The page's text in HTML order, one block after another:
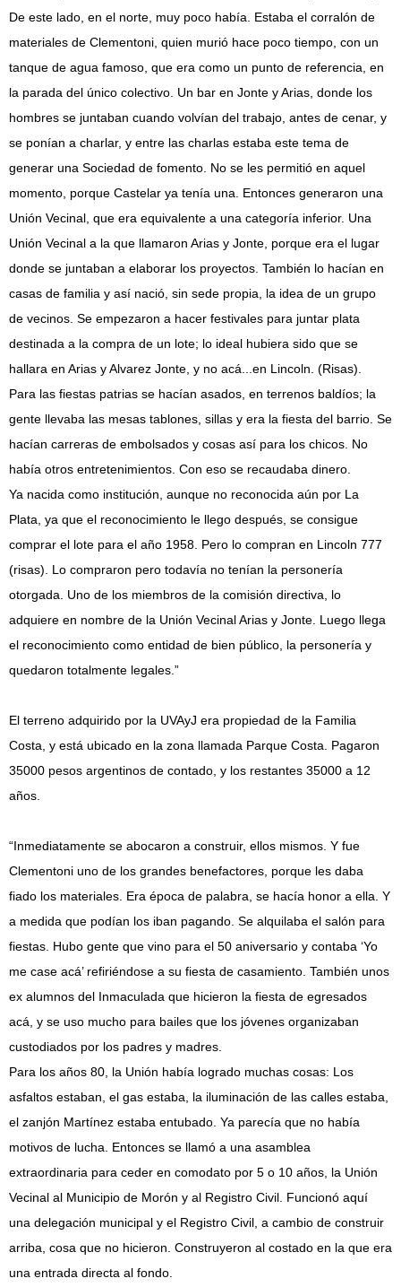
De este lado, en el norte, muy poco había. Estaba el corralón de
materiales de Clementoni, quien murió hace poco tiempo, con un
tanque de agua famoso, que era como un punto de referencia, en
la parada del único colectivo. Un bar en Jonte y Arias, donde los
hombres se juntaban cuando volvían del trabajo, antes de cenar, y
se ponían a charlar, y entre las charlas estaba este tema de
generar una Sociedad de fomento. No se les permitió en aquel
momento, porque Castelar ya tenía una. Entonces generaron una
Unión Vecinal, que era equivalente a una categoría inferior. Una
Unión Vecinal a la que llamaron Arias y Jonte, porque era el lugar
donde se juntaban a elaborar los proyectos. También lo hacían en
casas de familia y así nació, sin sede propia, la idea de un grupo
de vecinos. Se empezaron a hacer festivales para juntar plata
destinada a la compra de un lote; lo ideal hubiera sido que se
hallara en Arias y Alvarez Jonte, y no acá...en Lincoln. (Risas).
Para las fiestas patrias se hacían asados, en terrenos baldíos; la
gente llevaba las mesas tablones, sillas y era la fiesta del barrio. Se
hacían carreras de embolsados y cosas así para los chicos. No
había otros entretenimientos. Con eso se recaudaba dinero.
Ya nacida como institución, aunque no reconocida aún por La
Plata, ya que el reconocimiento le llego después, se consigue
comprar el lote para el año 1958. Pero lo compran en Lincoln 777
(risas). Lo compraron pero todavía no tenían la personería
otorgada. Uno de los miembros de la comisión directiva, lo
adquiere en nombre de la Unión Vecinal Arias y Jonte. Luego llega
el reconocimiento como entidad de bien público, la personería y
quedaron totalmente legales.”
El terreno adquirido por la UVAyJ era propiedad de la Familia
Costa, y está ubicado en la zona llamada Parque Costa. Pagaron
35000 pesos argentinos de contado, y los restantes 35000 a 12
años.
“Inmediatamente se abocaron a construir, ellos mismos. Y fue
Clementoni uno de los grandes benefactores, porque les daba
fiado los materiales. Era época de palabra, se hacía honor a ella. Y
a medida que podían los iban pagando. Se alquilaba el salón para
fiestas. Hubo gente que vino para el 50 aniversario y contaba ‘Yo
me case acá’ refiriéndose a su fiesta de casamiento. También unos
ex alumnos del Inmaculada que hicieron la fiesta de egresados
acá, y se uso mucho para bailes que los jóvenes organizaban
custodiados por los padres y madres.
Para los años 80, la Unión había logrado muchas cosas: Los
asfaltos estaban, el gas estaba, la iluminación de las calles estaba,
el zanjón Martínez estaba entubado. Ya parecía que no había
motivos de lucha. Entonces se llamó a una asamblea
extraordinaria para ceder en comodato por 5 o 10 años, la Unión
Vecinal al Municipio de Morón y al Registro Civil. Funcionó aquí
una delegación municipal y el Registro Civil, a cambio de construir
arriba, cosa que no hicieron. Construyeron al costado en la que era
una entrada directa al fondo.